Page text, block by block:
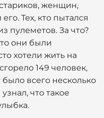
женщин,
Тех, кто пытался
пулеметов. За что?
они были
хотели жить на
149 человек,
всего несколько
что такое